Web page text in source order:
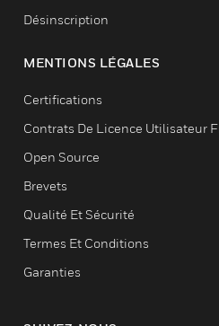
Désinscription
MENTIONS LÉGALES
Certifications
Contrats De Licence Utilisateur
Open Source
Brevets
Qualité Et Sécurité
Termes Et Conditions
Garanties